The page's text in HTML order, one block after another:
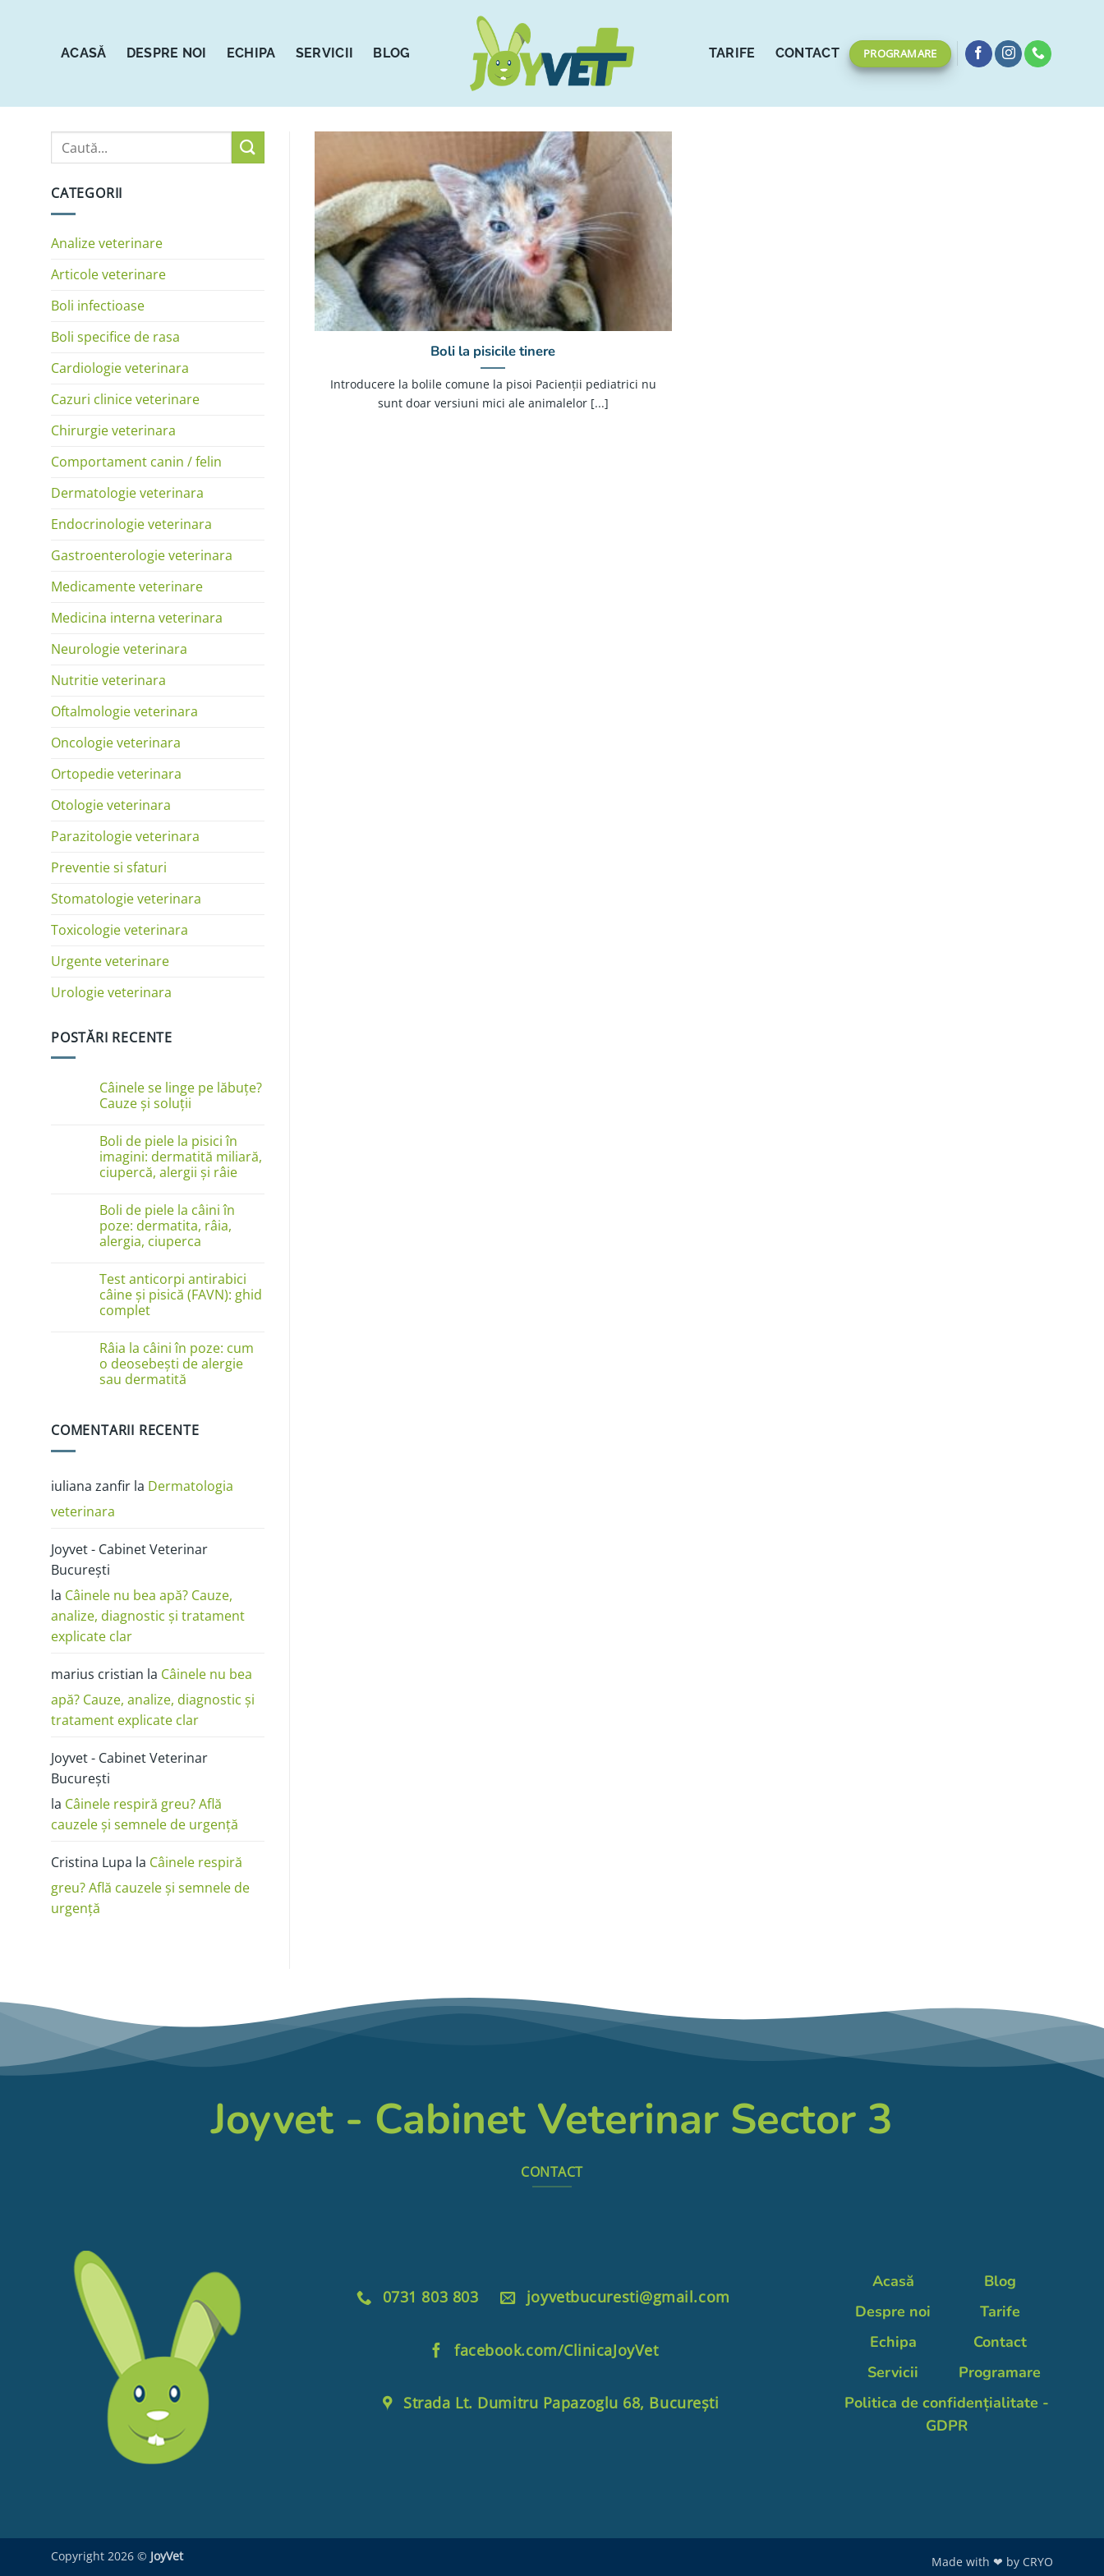
ACASĂ DESPRE NOI ECHIPA SERVICII BLOG TARIFE CONTACT PROGRAMARE
CATEGORII
Analize veterinare
Articole veterinare
Boli infectioase
Boli specifice de rasa
Cardiologie veterinara
Cazuri clinice veterinare
Chirurgie veterinara
Comportament canin / felin
Dermatologie veterinara
Endocrinologie veterinara
Gastroenterologie veterinara
Medicamente veterinare
Medicina interna veterinara
Neurologie veterinara
Nutritie veterinara
Oftalmologie veterinara
Oncologie veterinara
Ortopedie veterinara
Otologie veterinara
Parazitologie veterinara
Preventie si sfaturi
Stomatologie veterinara
Toxicologie veterinara
Urgente veterinare
Urologie veterinara
POSTĂRI RECENTE
Câinele se linge pe lăbuțe?
Cauze și soluții
comentariu
la
Câinele
se
linge
Cauze
și
soluții
Boli de piele la pisici în
imagini: dermatită miliară,
ciupercă, alergii și râie
comentariu
la
Boli
de
piele
în
imagini:
dermatită
miliară,
ciupercă,
și
râie
Boli de piele la câini în
poze: dermatita, râia,
alergia, ciuperca
la
Boli
de
piele
în
poze:
dermatita,
râia,
alergia,
Test anticorpi antirabici
câine și pisică (FAVN): ghid
complet
comentariu
la
Test
anticorpi
antirabici
(FAVN):
ghid
Râia la câini în poze: cum
o deosebești de alergie
sau dermatită
Râia
cum
o
de
dermatită
COMENTARII RECENTE
iuliana zanfir la Dermatologia
veterinara
Joyvet - Cabinet Veterinar
București
la Câinele nu bea apă? Cauze,
analize, diagnostic și tratament
explicate clar
marius cristian la Câinele nu bea
apă? Cauze, analize, diagnostic și
tratament explicate clar
Joyvet - Cabinet Veterinar
București
la Câinele respiră greu? Află
cauzele și semnele de urgență
Cristina Lupa la Câinele respiră
greu? Află cauzele și semnele de
urgență
Boli la pisicile tinere
Introducere la bolile comune la pisoi Pacienții pediatrici nu
sunt doar versiuni mici ale animalelor [...]
Joyvet - Cabinet Veterinar Sector 3
CONTACT
0731 803 803 joyvetbucuresti@gmail.com
facebook.com/ClinicaJoyVet
Strada Lt. Dumitru Papazoglu 68, București
Acasă
Despre noi
Echipa
Servicii
Blog
Tarife
Contact
Programare
Politica de confidențialitate -
GDPR
Made with ❤ by CRYO
Copyright 2026 © JoyVet